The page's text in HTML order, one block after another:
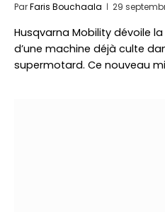
ParFaris Bouchaala 29
Husqvarna Mobility dévoile
d’une machine déjà culte
supermotard. Ce nouveau